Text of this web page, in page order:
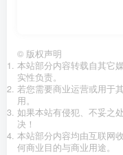
© 版权声明
本站部分内容转载自其它
实性负责。
若您需要商业运营或用于
用。
如果本站有侵犯、不妥之
决！
本站部分内容均由互联网
何商业目的与商业用途。